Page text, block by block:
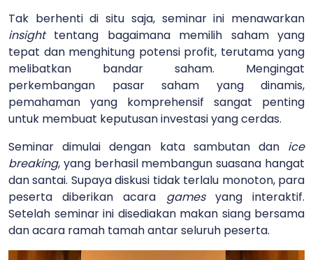
Tak berhenti di situ saja, seminar ini menawarkan
insight tentang bagaimana memilih saham yang
tepat dan menghitung potensi profit, terutama yang
melibatkan bandar saham. Mengingat
perkembangan pasar saham yang dinamis,
pemahaman yang komprehensif sangat penting
untuk membuat keputusan investasi yang cerdas.
Seminar dimulai dengan kata sambutan dan ice
breaking, yang berhasil membangun suasana hangat
dan santai. Supaya diskusi tidak terlalu monoton, para
peserta diberikan acara games yang interaktif.
Setelah seminar ini disediakan makan siang bersama
dan acara ramah tamah antar seluruh peserta.